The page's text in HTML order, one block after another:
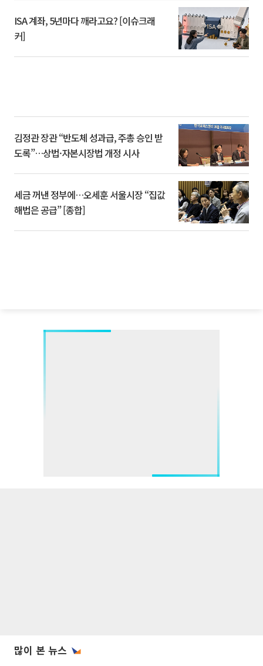
ISA 계좌, 5년마다 깨라고요? [이슈크래
커]
김정관 장관 “반도체 성과급, 주총 승인 받
도록”…상법·자본시장법 개정 시사
세금 꺼낸 정부에…오세훈 서울시장 “집값
해법은 공급” [종합]
많이 본 뉴스